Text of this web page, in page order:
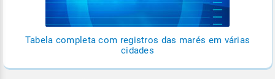
Tabela completa com registros das marés em várias
cidades